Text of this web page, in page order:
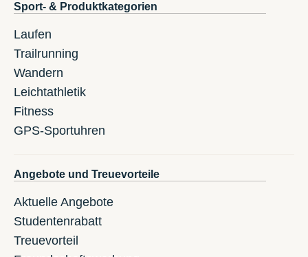
Sport- & Produktkategorien
Laufen
Trailrunning
Wandern
Leichtathletik
Fitness
GPS-Sportuhren
Angebote und Treuevorteile
Aktuelle Angebote
Studentenrabatt
Treuevorteil